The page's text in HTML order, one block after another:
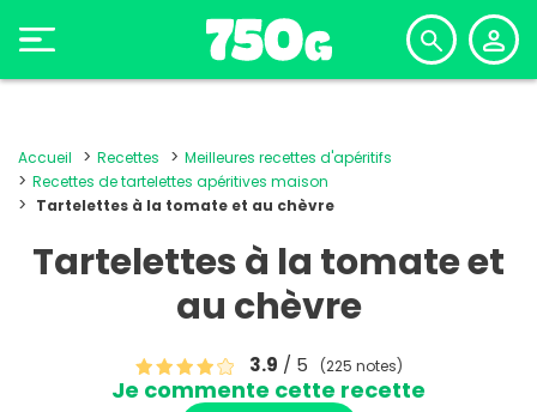
Accueil Recettes
Meilleures recettes d'apéritifs
Recettes de tartelettes apéritives maison
Tartelettes à la tomate et au chèvre
Tartelettes à la tomate et
au chèvre
3.9 / 5 (225 notes)
Je commente cette recette